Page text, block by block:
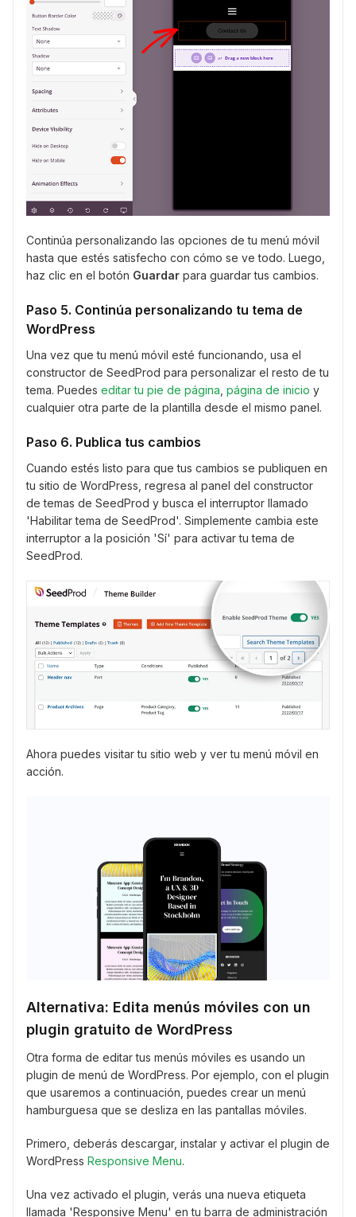
Continúa personalizando las opciones de tu menú móvil
hasta que estés satisfecho con cómo se ve todo. Luego,
haz clic en el botón Guardar para guardar tus cambios.
Paso 5. Continúa personalizando tu tema de
WordPress
Una vez que tu menú móvil esté funcionando, usa el
constructor de SeedProd para personalizar el resto de tu
tema. Puedes editar tu pie de página página de inicio y
cualquier otra parte de la plantilla desde el mismo panel.
Paso 6. Publica tus cambios
Cuando estés listo para que tus cambios se publiquen en
tu sitio de WordPress, regresa al panel del constructor
de temas de SeedProd y busca el interruptor llamado
'Habilitar tema de SeedProd'. Simplemente cambia este
interruptor a la posición 'Sí' para activar tu tema de
SeedProd.
Ahora puedes visitar tu sitio web y ver tu menú móvil en
acción.
Alternativa: Edita menús móviles con un
plugin gratuito de WordPress
Otra forma de editar tus menús móviles es usando un
plugin de menú de WordPress. Por ejemplo, con el plugin
que usaremos a continuación, puedes crear un menú
hamburguesa que se desliza en las pantallas móviles.
Primero, deberás descargar, instalar y activar el plugin de
WordPress Responsive Menu.
Una vez activado el plugin, verás una nueva etiqueta
llamada 'Responsive Menu' en tu barra de administración